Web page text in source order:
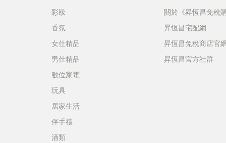
彩妝
香氛
女仕精品
男仕精品
數位家電
玩具
居家生活
伴手禮
酒類
關於《昇恆昌免稅
昇恆昌宅配網
昇恆昌免稅商店官
昇恆昌官方社群